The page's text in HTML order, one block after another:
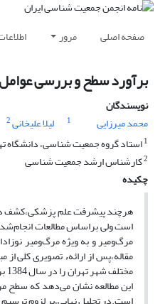
صفحه اصلی مرور
برآورد سطح و بررسی عوامل موثر بر مرگ و میر
نویسندگان
محمد میرزایی
1 لیلا علیخانی2
1استاد گروه جمعیت شناسی، دانشگاه
2کارشناس ارشد جمعیت شناسی
چکیده
هرچند پیشرفت علم پزشکی،کشف
است ولی براساس مطالعات
مرگ‌ومیر و به ویژه مرگ‌ومیر
مقاله،پس از ارائهء تصویری کلی